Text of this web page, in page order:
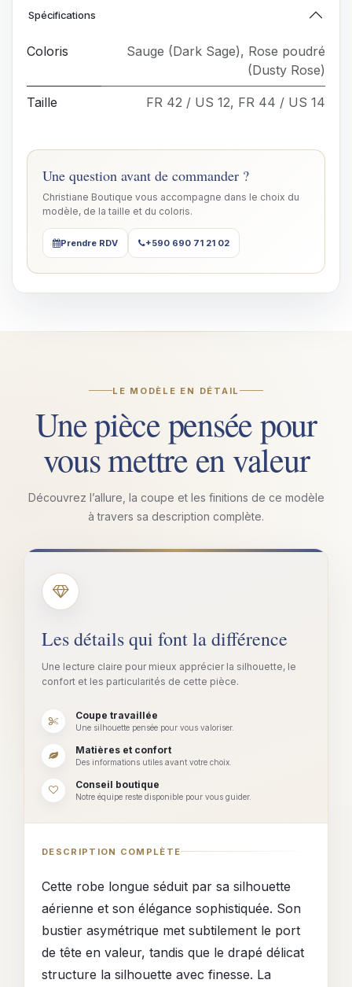
Spécifications
Coloris Sauge (Dark Sage), Rose poudré
(Dusty Rose)
Taille FR 42 / US 12, FR 44 / US 14
Une question avant de commander ?
Christiane Boutique vous accompagne dans le choix du
modèle, de la taille et du coloris.
Prendre RDV +590 690 71 21 02
LE MODÈLE EN DÉTAIL
Une pièce pensée pour
vous mettre en valeur
Découvrez l’allure, la coupe et les finitions de ce modèle
à travers sa description complète.
Les détails qui font la différence
Une lecture claire pour mieux apprécier la silhouette, le
confort et les particularités de cette pièce.
Coupe travaillée
Une silhouette pensée pour vous valoriser.
Matières et confort
Des informations utiles avant votre choix.
Conseil boutique
Notre équipe reste disponible pour vous guider.
DESCRIPTION COMPLÈTE
Cette robe longue séduit par sa silhouette
aérienne et son élégance sophistiquée. Son
bustier asymétrique met subtilement le port
de tête en valeur, tandis que le drapé délicat
structure la silhouette avec finesse. La